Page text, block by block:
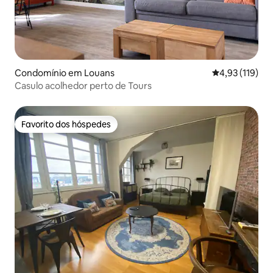
Condomínio em Louans Classificação
4,93 (119)
Casulo acolhedor perto de Tours
Favorito dos hóspedes
Favorito dos hóspedes